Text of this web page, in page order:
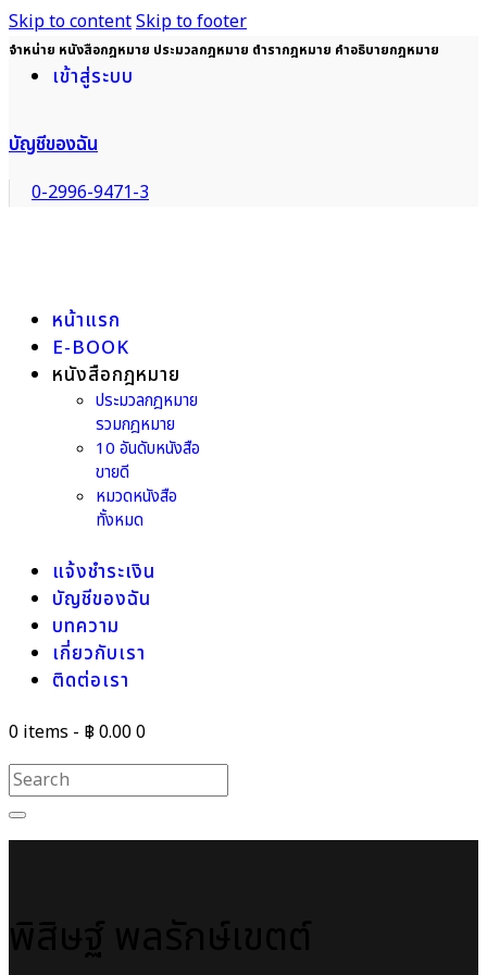
Skip to contentSkip to footer
จำหน่าย หนังสือกฎหมาย ประมวลกฎหมาย ตำรากฎหมาย คำอธิบายกฎหมาย
เข้าสู่ระบบ
บัญชีของฉัน
0-2996-9471-3
หน้าแรก
E-BOOK
หนังสือกฎหมาย
ประมวลกฎหมาย
รวมกฎหมาย
10 อันดับหนังสือ
ขายดี
หมวดหนังสือ
ทั้งหมด
แจ้งชำระเงิน
บัญชีของฉัน
บทความ
เกี่ยวกับเรา
ติดต่อเรา
0 items - ฿ 0.000